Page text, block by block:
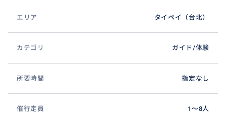
エリア タイペイ（台北）
カテゴリ ガイド/体験
所要時間 指定なし
催行定員 1〜8人